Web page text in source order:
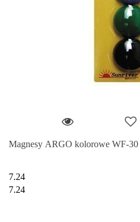
Magnesy ARGO kolorowe WF-
7.24
7.24